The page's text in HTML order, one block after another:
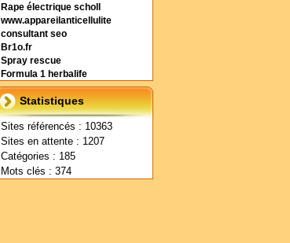
Rape électrique scholl
www.appareilanticellulite
consultant seo
Br1o.fr
Spray rescue
Formula 1 herbalife
Statistiques
Sites référencés : 10363
Sites en attente : 1207
Catégories : 185
Mots clés : 374